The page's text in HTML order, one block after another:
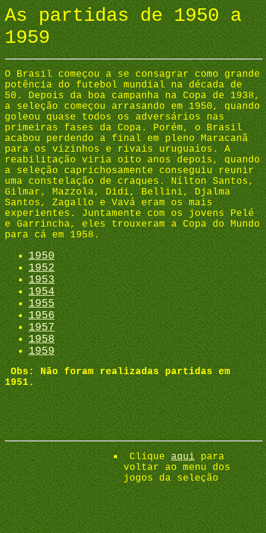
As partidas de 1950 a
1959
O Brasil começou a se consagrar como grande
potência do futebol mundial na década de
50. Depois da boa campanha na Copa de 1938,
a seleção começou arrasando em 1950, quando
goleou quase todos os adversários nas
primeiras fases da Copa. Porém, o Brasil
acabou perdendo a final em pleno Maracanã
para os vizinhos e rivais uruguaios. A
reabilitação viria oito anos depois, quando
a seleção caprichosamente conseguiu reunir
uma constelação de craques. Nílton Santos,
Gilmar, Mazzola, Didi, Bellini, Djalma
Santos, Zagallo e Vavá eram os mais
experientes. Juntamente com os jovens Pelé
e Garrincha, eles trouxeram a Copa do Mundo
para cá em 1958.
1950
1952
1953
1954
1955
1956
1957
1958
1959
Obs: Não foram realizadas partidas em
1951.
Clique aquipara
voltar ao menu dos
jogos da seleção